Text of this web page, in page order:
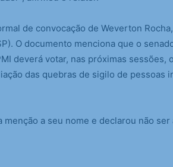
de convocação de Weverton
O documento menciona que o
deverá votar, nas próximas sessões,
das quebras de sigilo de pessoas
a seu nome e declarou não ser